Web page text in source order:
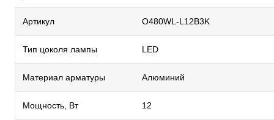
Артикул O480WL-L12B3K
Тип цоколя лампы LED
Материал арматуры Алюминий
Мощность, Вт 12